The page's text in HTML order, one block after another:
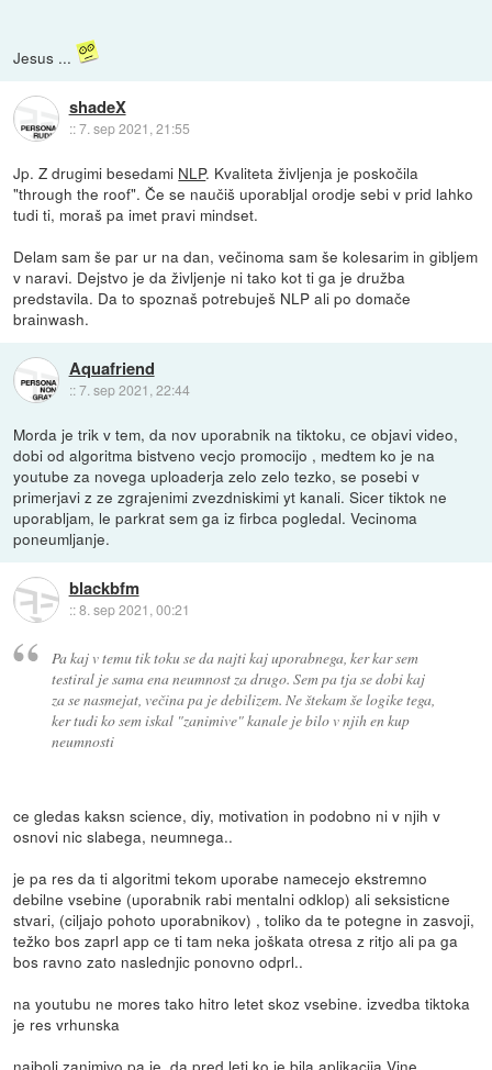
Jesus ...
shadeX
::7. sep 2021, 21:55
Jp. Z drugimi besedami NLP. Kvaliteta življenja je poskočila
"through the roof". Če se naučiš uporabljal orodje sebi v prid lahko
tudi ti, moraš pa imet pravi mindset.
Delam sam še par ur na dan, večinoma sam še kolesarim in gibljem
v naravi. Dejstvo je da življenje ni tako kot ti ga je družba
predstavila. Da to spoznaš potrebuješ NLP ali po domače
brainwash.
Aquafriend
::7. sep 2021, 22:44
Morda je trik v tem, da nov uporabnik na tiktoku, ce objavi video,
dobi od algoritma bistveno vecjo promocijo , medtem ko je na
youtube za novega uploaderja zelo zelo tezko, se posebi v
primerjavi z ze zgrajenimi zvezdniskimi yt kanali. Sicer tiktok ne
uporabljam, le parkrat sem ga iz firbca pogledal. Vecinoma
poneumljanje.
blackbfm
::8. sep 2021, 00:21
Pa kaj v temu tik toku se da najti kaj uporabnega, ker kar sem
testiral je sama ena neumnost za drugo. Sem pa tja se dobi kaj
za se nasmejat, večina pa je debilizem. Ne štekam še logike tega,
ker tudi ko sem iskal "zanimive" kanale je bilo v njih en kup
neumnosti
ce gledas kaksn science, diy, motivation in podobno ni v njih v
osnovi nic slabega, neumnega..
je pa res da ti algoritmi tekom uporabe namecejo ekstremno
debilne vsebine (uporabnik rabi mentalni odklop) ali seksisticne
stvari, (ciljajo pohoto uporabnikov) , toliko da te potegne in zasvoji,
težko bos zaprl app ce ti tam neka joškata otresa z ritjo ali pa ga
bos ravno zato naslednjic ponovno odprl..
na youtubu ne mores tako hitro letet skoz vsebine. izvedba tiktoka
je res vrhunska
najbolj zanimivo pa je, da pred leti ko je bila aplikacija Vine,